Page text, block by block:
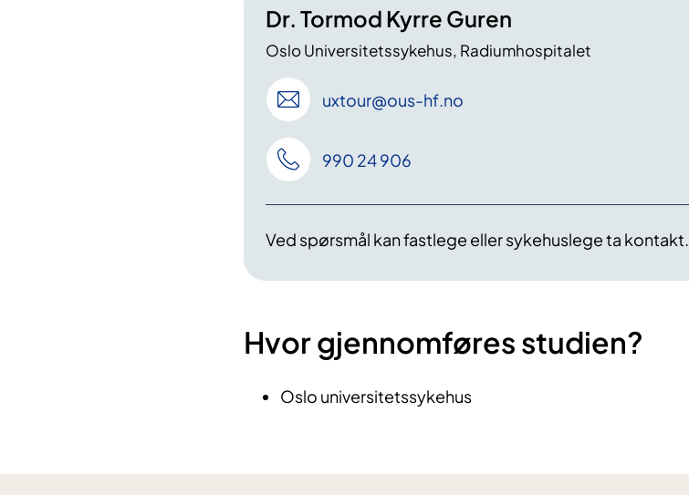
Dr. Tormod Kyrre Guren
Oslo Universitetssykehus, Radiumhospitalet
uxtour@ous-hf.no
990 24 906
Ved spørsmål kan fastlege eller sykehuslege ta kontakt.
Hvor gjennomføres studien?
Oslo universitetssykehus